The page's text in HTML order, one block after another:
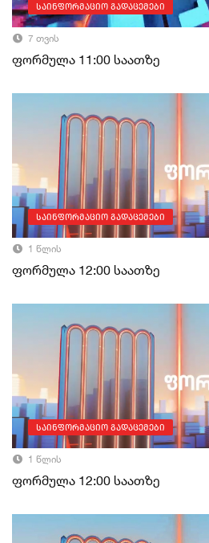
საინფორმაციო გადაცემები
7 თვის
ფორმულა 11:00 საათზე
საინფორმაციო გადაცემები
1 წლის
ფორმულა 12:00 საათზე
საინფორმაციო გადაცემები
1 წლის
ფორმულა 12:00 საათზე